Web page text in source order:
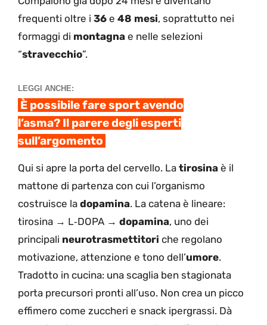
frequenti oltre i 36 e 48 mesi, soprattutto nei
formaggi di montagna e nelle selezioni
“stravecchio”.
LEGGI ANCHE:
È possibile fare sport avendo
l’asma? Il parere degli esperti
sull’argomento
Qui si apre la porta del cervello. La tirosina è il
mattone di partenza con cui l’organismo
costruisce la dopamina. La catena è lineare:
tirosina → L‑DOPA → dopamina, uno dei
principali neurotrasmettitori che regolano
motivazione, attenzione e tono dell’umore.
Tradotto in cucina: una scaglia ben stagionata
porta precursori pronti all’uso. Non crea un picco
effimero come zuccheri e snack ipergrassi. Dà